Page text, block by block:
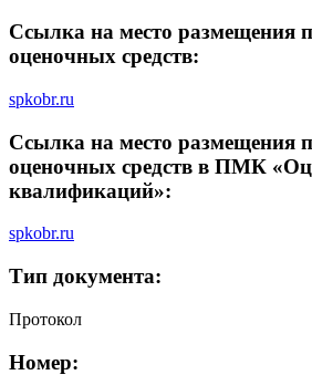
Ссылка на место размещения
оценочных средств:
spkobr.ru
Ссылка на место размещения
оценочных средств в ПМК
квалификаций»:
spkobr.ru
Тип документа:
Протокол
Номер: